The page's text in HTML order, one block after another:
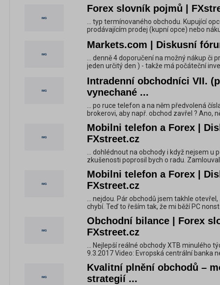
Forex slovník pojmů |
... typ termínovaného obchodu. Kupující
prodávajícím prodej (kupní opce) nebo
Markets.com | Diskusní
... denně 4 doporučení na možný nákup či
jeden určitý den ) - takže má počáteční
Intradenní obchodníci VII.
vynechané ...
... po ruce telefon a na něm předvolená
brokerovi, aby např. obchod zavřel ? Ano,
Mobilni telefon a Forex |
FXstreet.cz
... dohlédnout na obchody i když nejsem u
zkušenosti poprosil bych o radu.
Mobilni telefon a Forex |
FXstreet.cz
... nejdou. Pár obchodů jsem takhle
chybí. Teď to řeším tak, že mi běží PC
Obchodní bilance | Forex
FXstreet.cz
... Nejlepší reálné obchody XTB minulého
9.3.2017 Video: Evropská centrální banka
Kvalitní plnění obchodů –
strategií ...